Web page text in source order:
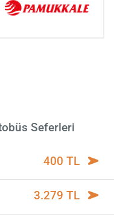
Seferleri
400 TL
3.279 TL